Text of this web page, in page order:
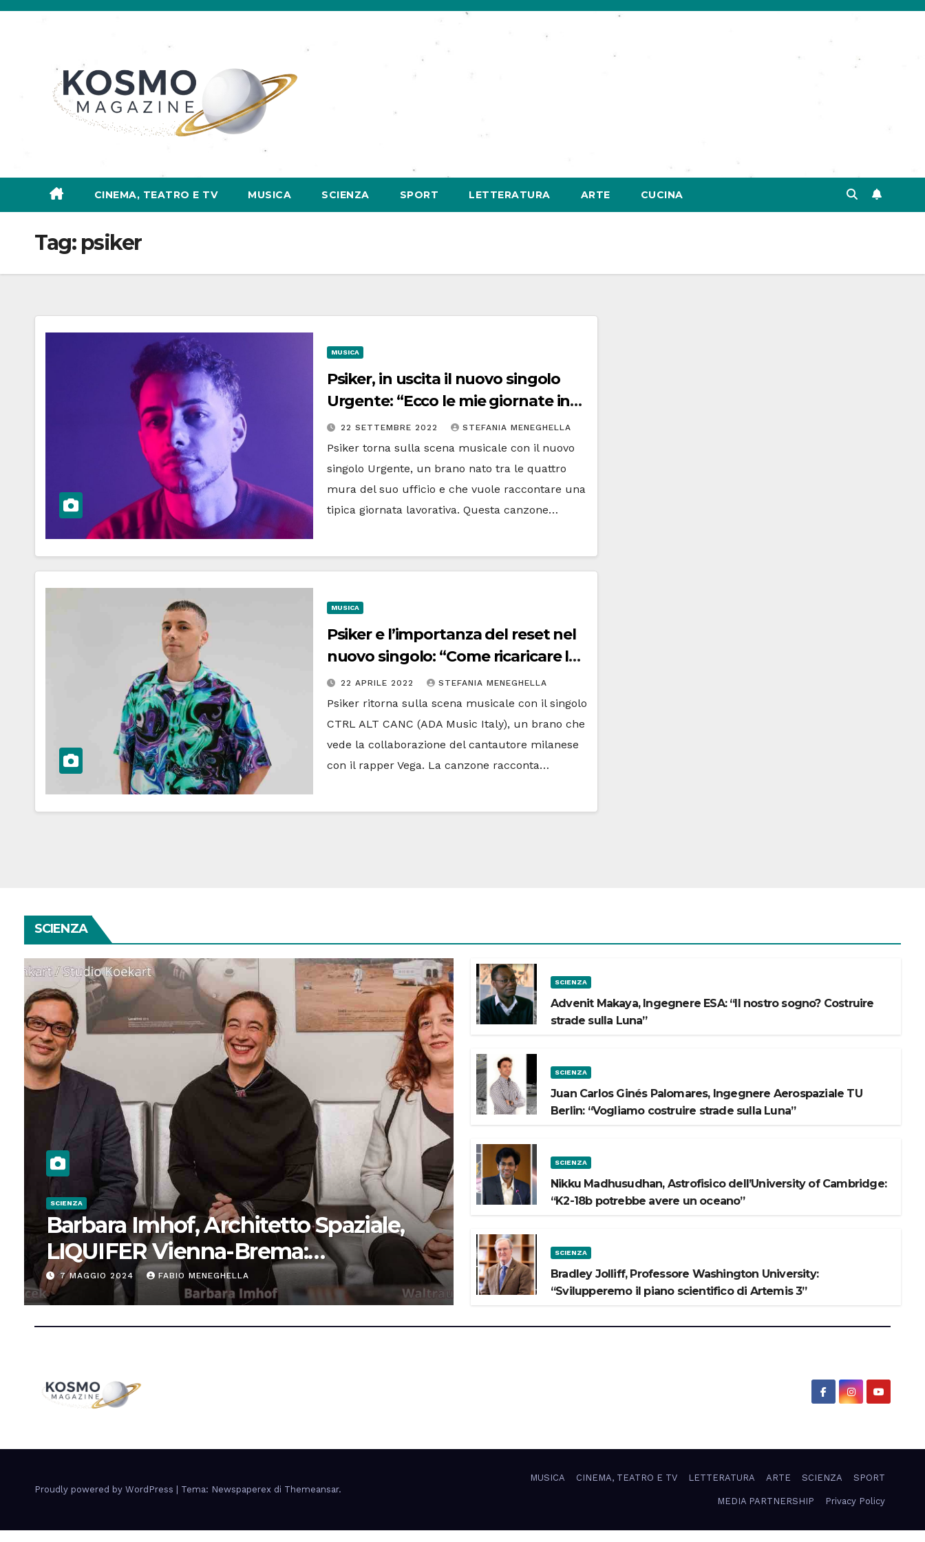
Salta
CINEMA, TEATRO E TV MUSICA SCIENZA SPORT LETTERATURA ARTE CUCINA
Tag: psiker
MUSICA
Psiker, in uscita il nuovo singolo
Urgente: “Ecco le mie giornate in
ufficio” | Il cantante si racconta
22 SETTEMBRE 2022 STEFANIA MENEGHELLA
Psiker torna sulla scena musicale con il nuovo
singolo Urgente, un brano nato tra le quattro
mura del suo ufficio e che vuole raccontare una
tipica giornata lavorativa. Questa canzone…
MUSICA
Psiker e l’importanza del reset nel
nuovo singolo: “Come ricaricare le
batterie” | Il cantautore si racconta
tra presente e futuro
22 APRILE 2022 STEFANIA MENEGHELLA
Psiker ritorna sulla scena musicale con il singolo
CTRL ALT CANC (ADA Music Italy), un brano che
vede la collaborazione del cantautore milanese
con il rapper Vega. La canzone racconta…
SCIENZA
SCIENZA
Barbara Imhof, Architetto Spaziale,
LIQUIFER Vienna-Brema:
“Progettiamo habitat per lo Spazio”
7 MAGGIO 2024 FABIO MENEGHELLA
SCIENZA
Advenit Makaya, Ingegnere ESA: “Il nostro sogno? Costruire
strade sulla Luna”
SCIENZA
Juan Carlos Ginés Palomares, Ingegnere Aerospaziale TU
Berlin: “Vogliamo costruire strade sulla Luna”
SCIENZA
Nikku Madhusudhan, Astrofisico dell’University of Cambridge:
“K2-18b potrebbe avere un oceano”
SCIENZA
Bradley Jolliff, Professore Washington University:
“Svilupperemo il piano scientifico di Artemis 3”
Proudly powered by WordPress Tema: Newspaperex di Themeansar.
MUSICA CINEMA, TEATRO E TV LETTERATURA ARTE SCIENZA SPORT
MEDIA PARTNERSHIP Privacy Policy